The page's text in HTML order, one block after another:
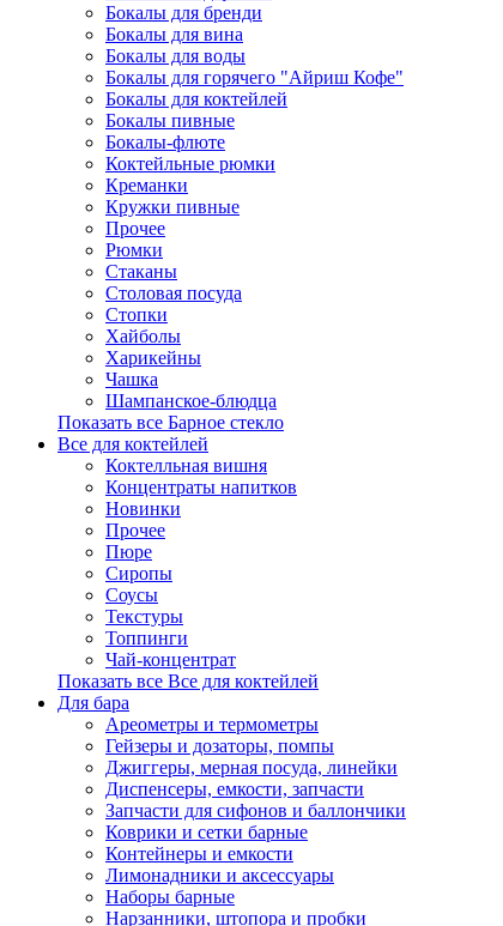
Бокалы для бренди
Бокалы для вина
Бокалы для воды
Бокалы для горячего "Айриш Кофе"
Бокалы для коктейлей
Бокалы пивные
Бокалы-флюте
Коктейльные рюмки
Креманки
Кружки пивные
Прочее
Рюмки
Стаканы
Столовая посуда
Стопки
Хайболы
Харикейны
Чашка
Шампанское-блюдца
Показать все Барное стекло
Все для коктейлей
Коктелльная вишня
Концентраты напитков
Новинки
Прочее
Пюре
Сиропы
Соусы
Текстуры
Топпинги
Чай-концентрат
Показать все Все для коктейлей
Для бара
Ареометры и термометры
Гейзеры и дозаторы, помпы
Джиггеры, мерная посуда, линейки
Диспенсеры, емкости, запчасти
Запчасти для сифонов и баллончики
Коврики и сетки барные
Контейнеры и емкости
Лимонадники и аксессуары
Наборы барные
Нарзанники, штопора и пробки